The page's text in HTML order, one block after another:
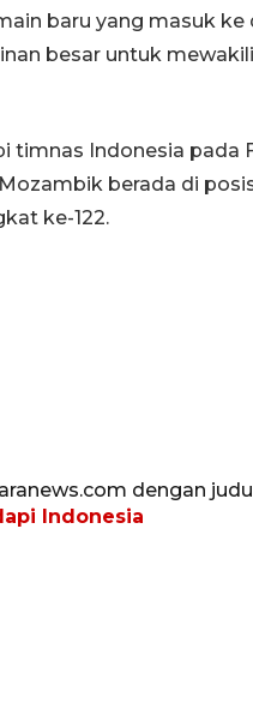
baru yang masuk
besar untuk
Indonesia pada
berada di
ke-122.
dengan
Indonesia